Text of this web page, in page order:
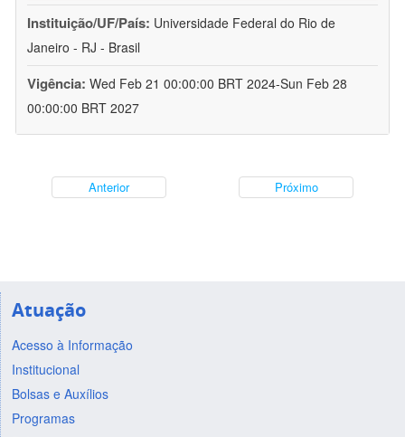
Instituição/UF/País: Universidade Federal do Rio de
Janeiro - RJ - Brasil
Vigência: Wed Feb 21 00:00:00 BRT 2024-Sun Feb 28
00:00:00 BRT 2027
Anterior Próximo
Atuação
Acesso à Informação
Institucional
Bolsas e Auxílios
Programas